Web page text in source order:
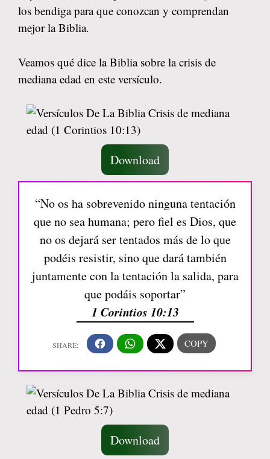
los bendiga para que conozcan y comprendan
mejor la Biblia.
Veamos qué dice la Biblia sobre la crisis de
mediana edad en este versículo.
Download
“No os ha sobrevenido ninguna tentación
que no sea humana; pero fiel es Dios, que
no os dejará ser tentados más de lo que
podéis resistir, sino que dará también
juntamente con la tentación la salida, para
que podáis soportar”
1 Corintios 10:13
Download